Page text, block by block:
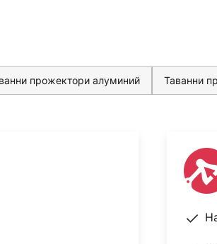
прожектори алуминий Таванни